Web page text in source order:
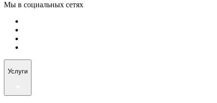
Мы в социальных сетях
Услуги